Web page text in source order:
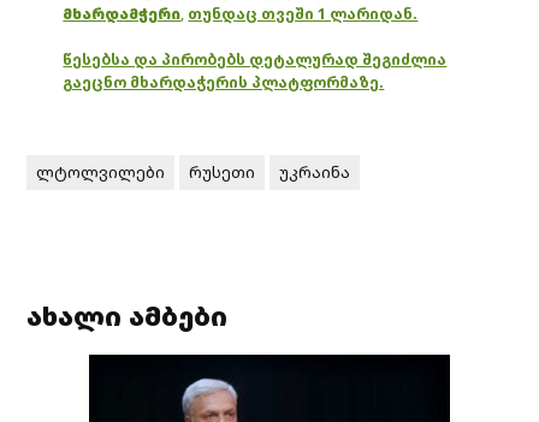
მხარდამჭერი, თუნდაც თვეში 1 ლარიდან.
წესებსა და პირობებს დეტალურად შეგიძლია
გაეცნო მხარდაჭერის პლატფორმაზე.
ლტოლვილები რუსეთი უკრაინა
ახალი ამბები